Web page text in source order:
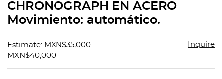
CHRONOGRAPH EN ACERO
Movimiento: automático.
Estimate: MXN$35,000 -
MXN$40,000
Inquire